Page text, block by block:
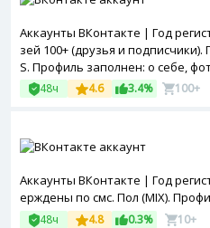
Аккаунты ВКонтакте | Год
зей 100+ (друзья и
S. Профиль заполнен: о себе,
дио и т.д.
48ч 4.6 3.4% 100+
Аккаунты ВКонтакте | Год
ерждены по смс. Пол (MIX).
48ч 4.8 0.3% 10+